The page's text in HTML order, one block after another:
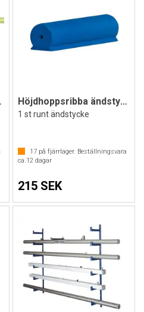
Höjdhoppsribba ändstycke
1 st runt ändstycke
17på fjärrlager. Beställningsvara
ca.12dagar
215 SEK